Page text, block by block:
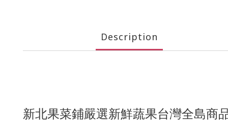
Description
新北果菜鋪嚴選新鮮蔬果台灣全島商